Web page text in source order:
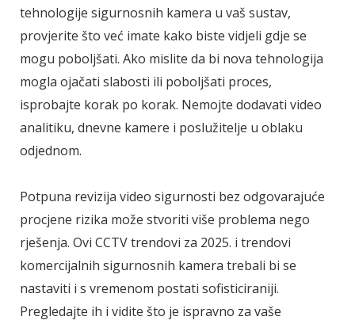
tehnologije sigurnosnih kamera u vaš sustav,
provjerite što već imate kako biste vidjeli gdje se
mogu poboljšati. Ako mislite da bi nova tehnologija
mogla ojačati slabosti ili poboljšati proces,
isprobajte korak po korak. Nemojte dodavati video
analitiku, dnevne kamere i poslužitelje u oblaku
odjednom.
Potpuna revizija video sigurnosti bez odgovarajuće
procjene rizika može stvoriti više problema nego
rješenja. Ovi CCTV trendovi za 2025. i trendovi
komercijalnih sigurnosnih kamera trebali bi se
nastaviti i s vremenom postati sofisticiraniji.
Pregledajte ih i vidite što je ispravno za vaše